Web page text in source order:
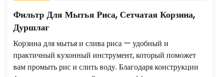
Фильтр Для Мытья Риса, Сетчатая Корзина,
Дуршлаг
Корзина для мытья и слива риса — удобный и
практичный кухонный инструмент, который поможет
вам промыть рис и слить воду. Благодаря конструкции